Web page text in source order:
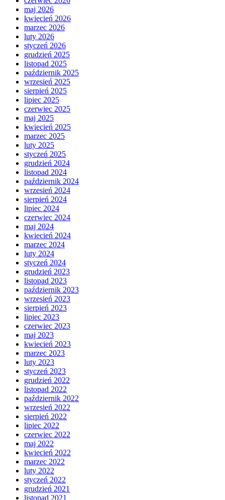
maj 2026
kwiecień 2026
marzec 2026
luty 2026
styczeń 2026
grudzień 2025
listopad 2025
październik 2025
wrzesień 2025
sierpień 2025
lipiec 2025
czerwiec 2025
maj 2025
kwiecień 2025
marzec 2025
luty 2025
styczeń 2025
grudzień 2024
listopad 2024
październik 2024
wrzesień 2024
sierpień 2024
lipiec 2024
czerwiec 2024
maj 2024
kwiecień 2024
marzec 2024
luty 2024
styczeń 2024
grudzień 2023
listopad 2023
październik 2023
wrzesień 2023
sierpień 2023
lipiec 2023
czerwiec 2023
maj 2023
kwiecień 2023
marzec 2023
luty 2023
styczeń 2023
grudzień 2022
listopad 2022
październik 2022
wrzesień 2022
sierpień 2022
lipiec 2022
czerwiec 2022
maj 2022
kwiecień 2022
marzec 2022
luty 2022
styczeń 2022
grudzień 2021
listopad 2021